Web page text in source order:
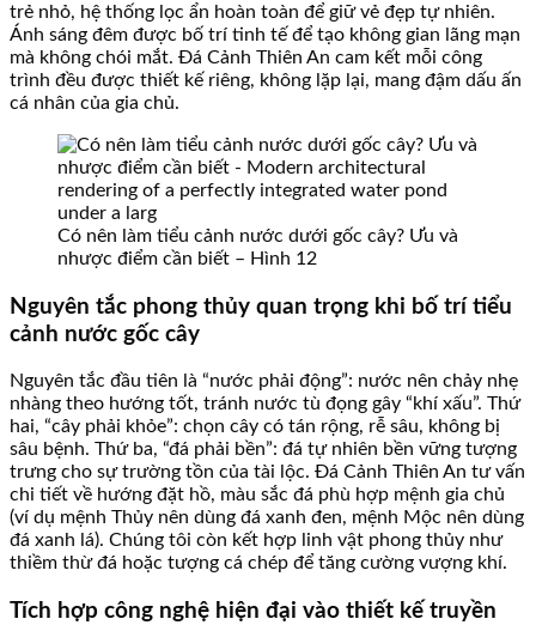
trẻ nhỏ, hệ thống lọc ẩn hoàn toàn để giữ vẻ đẹp tự nhiên.
Ánh sáng đêm được bố trí tinh tế để tạo không gian lãng mạn
mà không chói mắt. Đá Cảnh Thiên An cam kết mỗi công
trình đều được thiết kế riêng, không lặp lại, mang đậm dấu ấn
cá nhân của gia chủ.
Có nên làm tiểu cảnh nước dưới gốc cây? Ưu và
nhược điểm cần biết – Hình 12
Nguyên tắc phong thủy quan trọng khi bố trí tiểu
cảnh nước gốc cây
Nguyên tắc đầu tiên là “nước phải động”: nước nên chảy nhẹ
nhàng theo hướng tốt, tránh nước tù đọng gây “khí xấu”. Thứ
hai, “cây phải khỏe”: chọn cây có tán rộng, rễ sâu, không bị
sâu bệnh. Thứ ba, “đá phải bền”: đá tự nhiên bền vững tượng
trưng cho sự trường tồn của tài lộc. Đá Cảnh Thiên An tư vấn
chi tiết về hướng đặt hồ, màu sắc đá phù hợp mệnh gia chủ
(ví dụ mệnh Thủy nên dùng đá xanh đen, mệnh Mộc nên dùng
đá xanh lá). Chúng tôi còn kết hợp linh vật phong thủy như
thiềm thừ đá hoặc tượng cá chép để tăng cường vượng khí.
Tích hợp công nghệ hiện đại vào thiết kế truyền